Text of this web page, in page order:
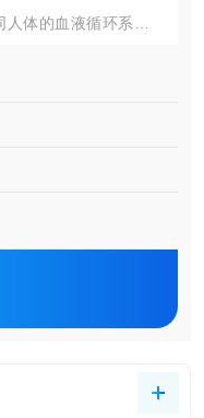
体的血液循环系统，
的运行稳定性直接关
生，通过物联网、传